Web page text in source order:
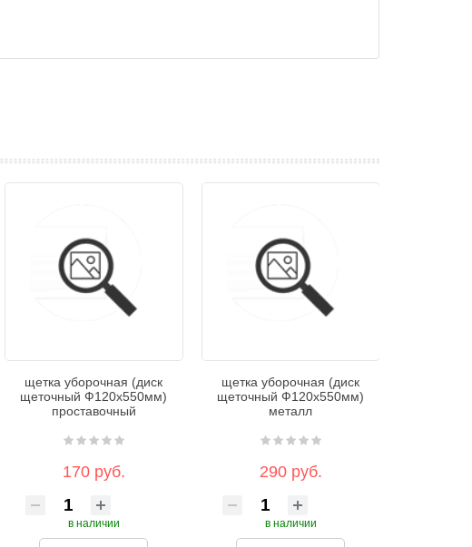
щетка уборочная (диск
щеточный Ф120х550мм)
проставочный
170 руб.
в наличии
щетка уборочная (диск
щеточный Ф120х550мм)
металл
290 руб.
в наличии